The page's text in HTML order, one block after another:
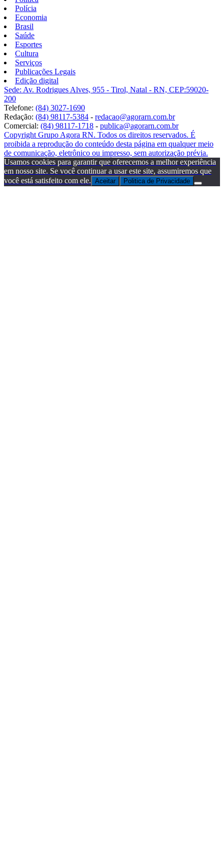
Polícia
Economia
Brasil
Saúde
Esportes
Cultura
Serviços
Publicações Legais
Edição digital
Sede: Av. Rodrigues Alves, 955 - Tirol, Natal - RN, CEP:59020-
200
Telefone: (84) 3027-1690
Redação: (84) 98117-5384 - redacao@agorarn.com.br
Comercial: (84) 98117-1718 - publica@agorarn.com.br
Copyright Grupo Agora RN. Todos os direitos reservados. É
proibida a reprodução do conteúdo desta página em qualquer meio
de comunicação, eletrônico ou impresso, sem autorização prévia.
Usamos cookies para garantir que oferecemos a melhor experiência
em nosso site. Se você continuar a usar este site, assumiremos que
você está satisfeito com ele. Aceitar Politica de Privacidade